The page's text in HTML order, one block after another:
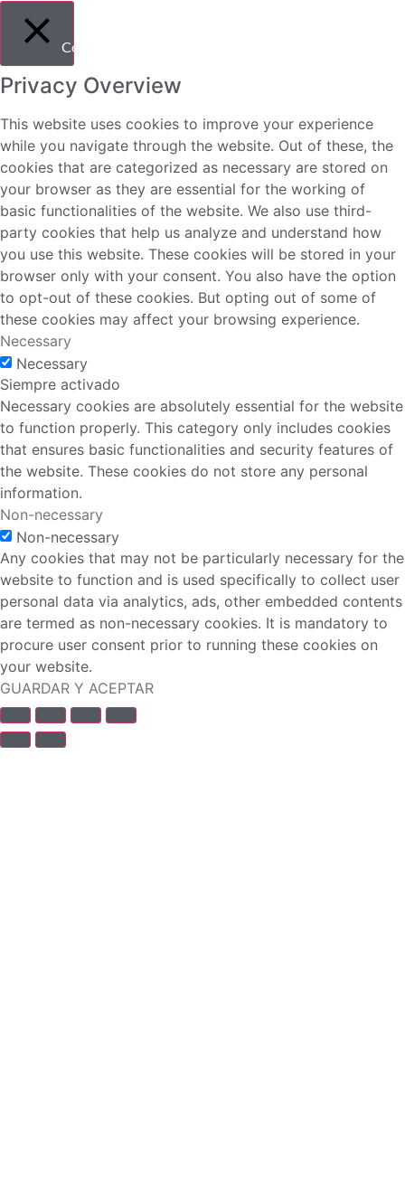
Cerrar
Privacy Overview
This website uses cookies to improve your experience
while you navigate through the website. Out of these, the
cookies that are categorized as necessary are stored on
your browser as they are essential for the working of
basic functionalities of the website. We also use third-
party cookies that help us analyze and understand how
you use this website. These cookies will be stored in your
browser only with your consent. You also have the option
to opt-out of these cookies. But opting out of some of
these cookies may affect your browsing experience.
Necessary
Necessary
Siempre activado
Necessary cookies are absolutely essential for the website
to function properly. This category only includes cookies
that ensures basic functionalities and security features of
the website. These cookies do not store any personal
information.
Non-necessary
Non-necessary
Any cookies that may not be particularly necessary for the
website to function and is used specifically to collect user
personal data via analytics, ads, other embedded contents
are termed as non-necessary cookies. It is mandatory to
procure user consent prior to running these cookies on
your website.
GUARDAR Y ACEPTAR